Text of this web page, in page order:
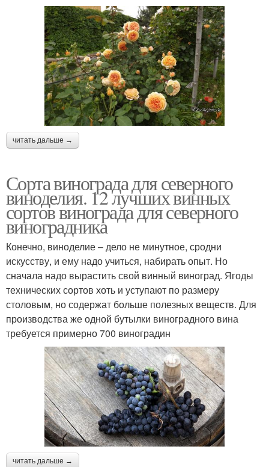
читать дальше →
Сорта винограда для северного
виноделия. 12 лучших винных
сортов винограда для северного
виноградника
Конечно, виноделие – дело не минутное, сродни
искусству, и ему надо учиться, набирать опыт. Но
сначала надо вырастить свой винный виноград. Ягоды
технических сортов хоть и уступают по размеру
столовым, но содержат больше полезных веществ. Для
производства же одной бутылки виноградного вина
требуется примерно 700 виноградин
читать дальше →